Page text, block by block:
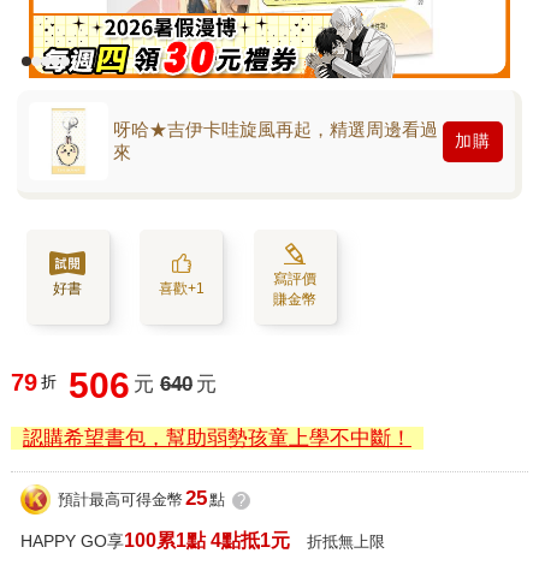
呀哈★吉伊卡哇旋風再起，精選周邊看過
來
加購
好書 喜歡+1
寫評價
賺金幣
79 折 506 元 640 元
認購希望書包，幫助弱勢孩童上學不中斷！
預計最高可得金幣 25點 ?
HAPPY GO享100累1點 4點抵1元 折抵無上限